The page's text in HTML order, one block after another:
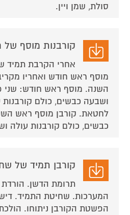
סולת, שמן ויין.
קורבנות מוסף
אחרי הקרבת תמיד
מוסף ראש חודש ואחריו
השנה. מוסף ראש חודש: שני
ושבעה כבשים, כולם קורבנות
לחטאת. קורבן מוסף ראש
כבשים, כולם קורבנות עולה
קורבן תמיד של
תרומת הדשן. הורדת
המערכות. שחיטת התמיד.
הפשטת הקורבן ניתוחו.